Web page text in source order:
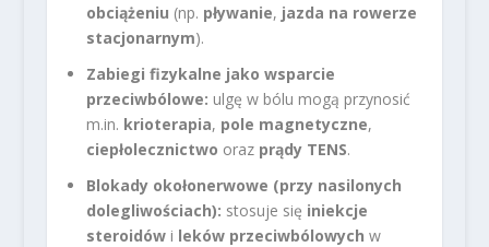
obciążeniu (np. pływanie, jazda na rowerze
stacjonarnym).
Zabiegi fizykalne jako wsparcie
przeciwbólowe: ulgę w bólu mogą przynosić
m.in. krioterapia, pole magnetyczne,
ciepłolecznictwo oraz prądy TENS.
Blokady okołonerwowe (przy nasilonych
dolegliwościach): stosuje się iniekcje
steroidówi leków przeciwbólowych w